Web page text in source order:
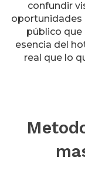
confundir
oportunidades
público que
esencia del
real que lo